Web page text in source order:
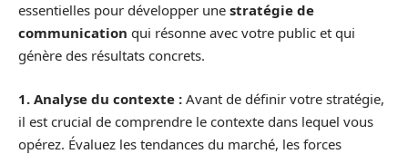
essentielles pour développer une stratégie de
communication qui résonne avec votre public et qui
génère des résultats concrets.
1. Analyse du contexte : Avant de définir votre stratégie,
il est crucial de comprendre le contexte dans lequel vous
opérez. Évaluez les tendances du marché, les forces